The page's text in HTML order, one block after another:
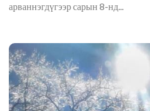
арваннэгдүгээр сарын 8-нд...